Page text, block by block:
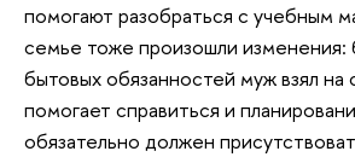
помогают разобраться с учебным
семье тоже произошли изменения:
бытовых обязанностей муж взял на
помогает справиться и
обязательно должен